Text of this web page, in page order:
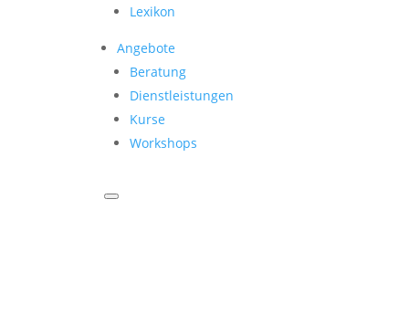
Lexikon
Angebote
Beratung
Dienstleistungen
Kurse
Workshops